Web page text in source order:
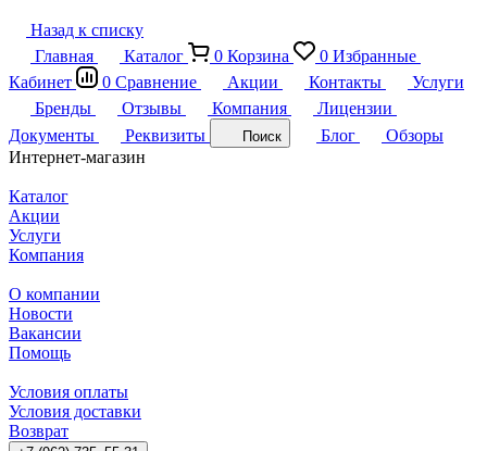
Назад к списку
Главная
Каталог 0 Корзина 0 Избранные
Кабинет
0 Сравнение Акции Контакты
Услуги
Бренды
Отзывы Компания
Лицензии
Документы
Реквизиты Поиск Блог
Обзоры
Интернет-магазин
Каталог
Акции
Услуги
Компания
О компании
Новости
Вакансии
Помощь
Условия оплаты
Условия доставки
Возврат